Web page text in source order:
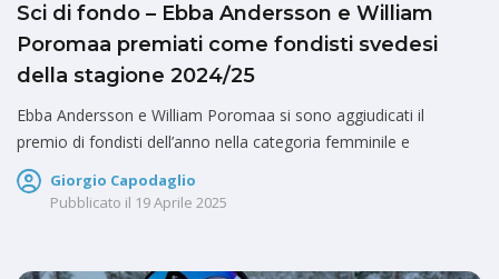
Sci di fondo – Ebba Andersson e William
Poromaa premiati come fondisti svedesi
della stagione 2024/25
Ebba Andersson e William Poromaa si sono aggiudicati il ​​
premio di fondisti dell’anno nella categoria femminile e
Giorgio Capodaglio
Pubblicato il 19 Aprile 2025